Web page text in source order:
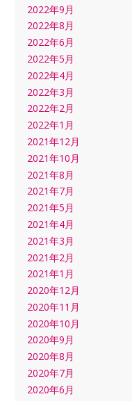
2022年9月
2022年8月
2022年6月
2022年5月
2022年4月
2022年3月
2022年2月
2022年1月
2021年12月
2021年10月
2021年8月
2021年7月
2021年5月
2021年4月
2021年3月
2021年2月
2021年1月
2020年12月
2020年11月
2020年10月
2020年9月
2020年8月
2020年7月
2020年6月